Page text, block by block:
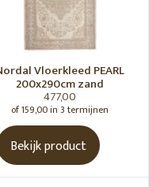
Vloerkleed PEARL
200x290cm zand
477,00
of 159,00 in 3 termijnen
Bekijk product